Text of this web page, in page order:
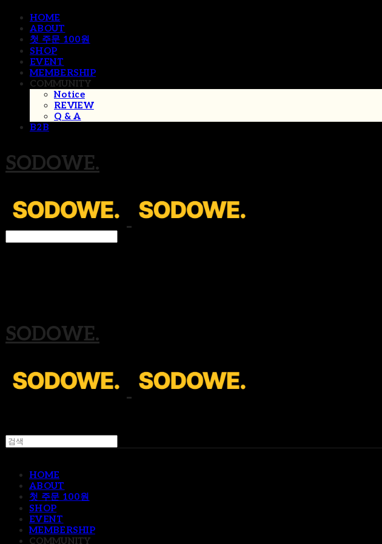
HOME
ABOUT
첫 주문 100원
SHOP
EVENT
MEMBERSHIP
COMMUNITY
Notice
REVIEW
Q & A
B2B
SODOWE.
SODOWE.
HOME
ABOUT
첫 주문 100원
SHOP
EVENT
MEMBERSHIP
COMMUNITY